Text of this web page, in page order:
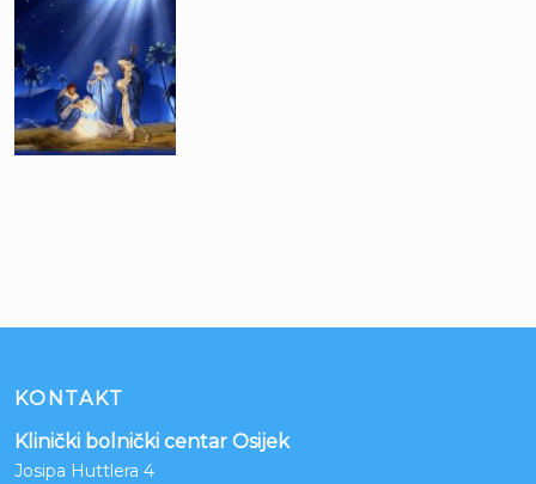
KONTAKT
Klinički bolnički centar Osijek
Josipa Huttlera 4